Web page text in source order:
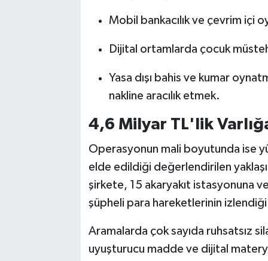
Mobil bankacılık ve çevrim içi
Dijital ortamlarda çocuk
Yasa dışı bahis ve kumar
nakline aracılık etmek.
4,6 Milyar TL'lik
Operasyonun mali boyutunda ise
elde edildiği değerlendirilen
şirkete, 15 akaryakıt istasyonuna
şüpheli para hareketlerinin
Aramalarda çok sayıda ruhsatsız
uyuşturucu madde ve dijital